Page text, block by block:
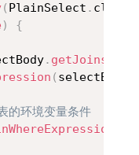
( PlainSelect . class
)
{
. getJoins
( selectBody
的环境变量条件